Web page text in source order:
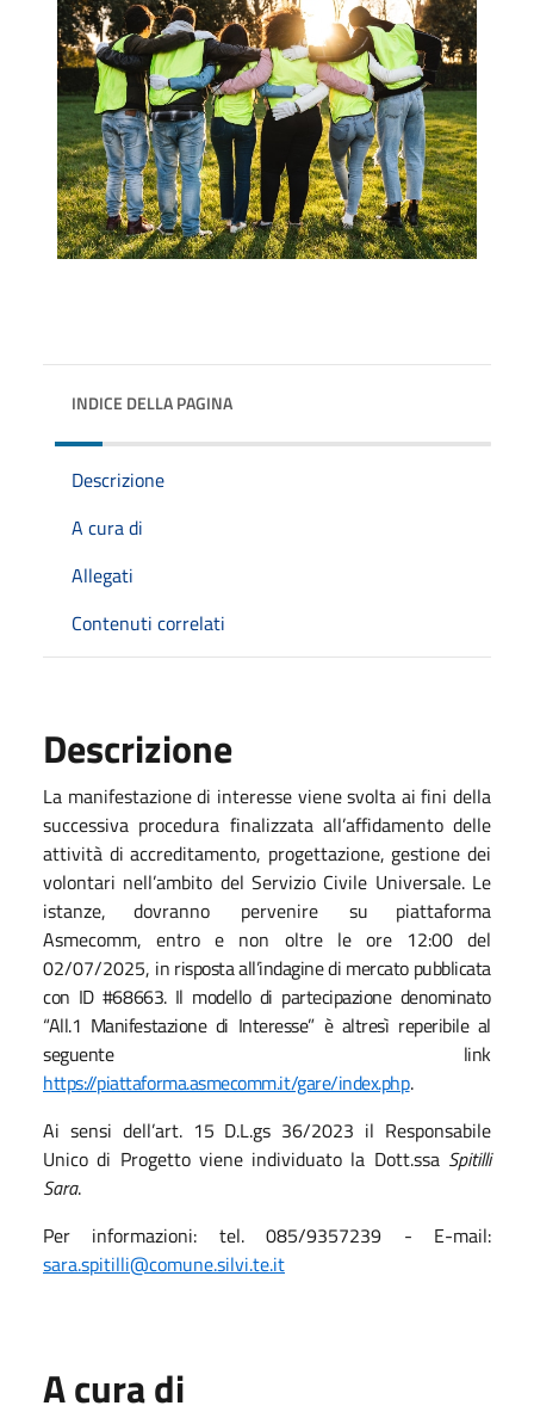
INDICE DELLA PAGINA
Descrizione
A cura di
Allegati
Contenuti correlati
Descrizione
La manifestazione di interesse viene svolta ai fini della
successiva procedura finalizzata all’affidamento delle
attività di accreditamento, progettazione, gestione dei
volontari nell’ambito del Servizio Civile Universale. Le
istanze, dovranno
pervenire
su piattaforma
Asmecomm, entro e non oltre le ore 12:00 del
02/07/2025, in risposta all’indagine di mercato pubblicata
con ID #68663. Il modello di partecipazione denominato
“All.1 Manifestazione di Interesse” è altresì reperibile al
seguente link
https://piattaforma.asmecomm.it/gare/index.php.
Ai sensi dell’art. 15 D.L.gs 36/2023 il Responsabile
Unico di Progetto viene individuato la Dott.ssa Spitilli
Sara.
Per informazioni: tel. 085/9357239 - E-mail:
sara.spitilli@comune.silvi.te.it
A cura di